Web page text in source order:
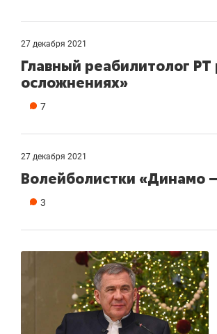
27 декабря 2021
Главный реабилитолог
осложнениях»
7
27 декабря 2021
Волейболистки «Динамо
3